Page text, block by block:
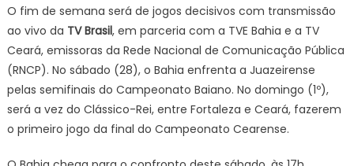
e
O fim de semana será de jogos decisivos com transmissão
ao vivo da TV Brasil, em parceria com a TVE Bahia e a TV
Ceará, emissoras da Rede Nacional de Comunicação Pública
(RNCP). No sábado (28), o Bahia enfrenta a Juazeirense
pelas semifinais do Campeonato Baiano. No domingo (1º),
será a vez do Clássico-Rei, entre Fortaleza e Ceará, fazerem
o primeiro jogo da final do Campeonato Cearense.